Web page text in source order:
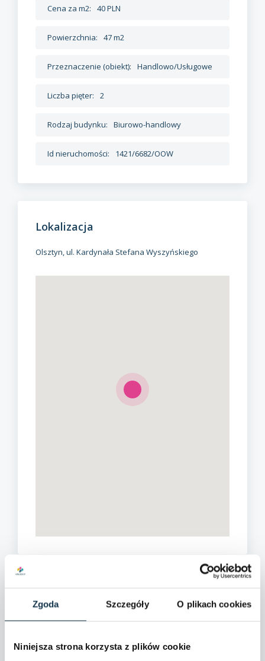
Zgoda Szczegóły O plikach cookies
Niniejsza strona korzysta z plików cookie
Cena za m2: 40 PLN
Powierzchnia: 47 m2
Przeznaczenie (obiekt): Handlowo/Usługowe
Liczba pięter: 2
Rodzaj budynku: Biurowo-handlowy
Id nieruchomości: 1421/6682/OOW
Lokalizacja
Olsztyn, ul. Kardynała Stefana Wyszyńskiego
Dane szczegółowe